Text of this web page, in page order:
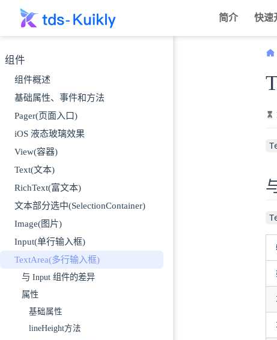
跳至主要內容
简介 快速
组件
组件概述
基础属性、事件和方法
Pager(页面入口)
iOS 液态玻璃效果
View(容器)
Text(文本)
RichText(富文本)
文本部分选中(SelectionContainer)
Image(图片)
Input(单行输入框)
TextArea(多行输入框)
与 Input 组件的差异
属性
基础属性
lineHeight方法